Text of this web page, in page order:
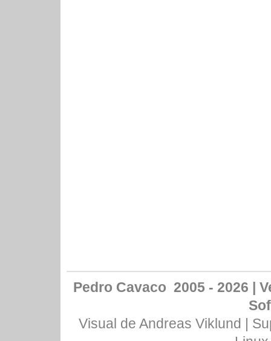
Pedro Cavaco 2005 - 2026 |
Visual de Andreas Viklund |